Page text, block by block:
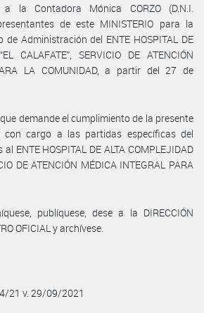
la Contadora Mónica CORZO (D.N.I.
de este MINISTERIO para la
Administración del ENTE HOSPITAL DE
CALAFATE”, SERVICIO DE ATENCIÓN
LA COMUNIDAD, a partir del 27 de
que demande el cumplimiento de la presente
con cargo a las partidas específicas del
ENTE HOSPITAL DE ALTA COMPLEJIDAD
DE ATENCIÓN MÉDICA INTEGRAL PARA
publíquese, dese a la DIRECCIÓN
OFICIAL y archívese.
21 v. 29/09/2021